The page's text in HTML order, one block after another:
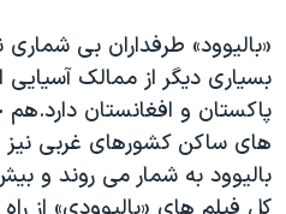
«بالیوود» طرفداران بی شماری
بسیاری دیگر از ممالک آسیایی
پاکستان و افغانستان
های ساکن کشورهای غربی نیز